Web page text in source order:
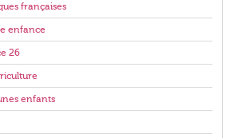
françaises
enfance
26
enfants